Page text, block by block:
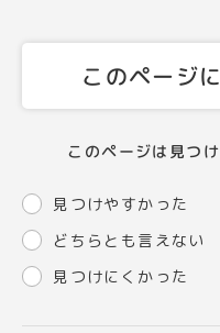
このページ
このページは見つ
見つけやすかった
どちらとも言えない
見つけにくかった